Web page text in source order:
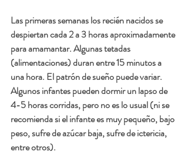
Las primeras semanas los recién nacidos se
despiertan cada 2 a 3 horas aproximadamente
para amamantar. Algunas tetadas
(alimentaciones) duran entre 15 minutos a
una hora. El patrón de sueño puede variar.
Algunos infantes pueden dormir un lapso de
4-5 horas corridas, pero no es lo usual (ni se
recomienda si el infante es muy pequeño, bajo
peso, sufre de azúcar baja, sufre de ictericia,
entre otros).